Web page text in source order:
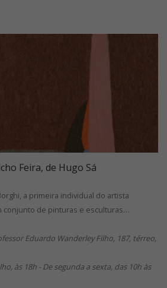
Feira, de Hugo Sá
a primeira individual do artista
conjunto de pinturas e esculturas…
Eduardo Wanderley Filho, 187, térreo,
às 18h - De segunda a sexta, das 10h às